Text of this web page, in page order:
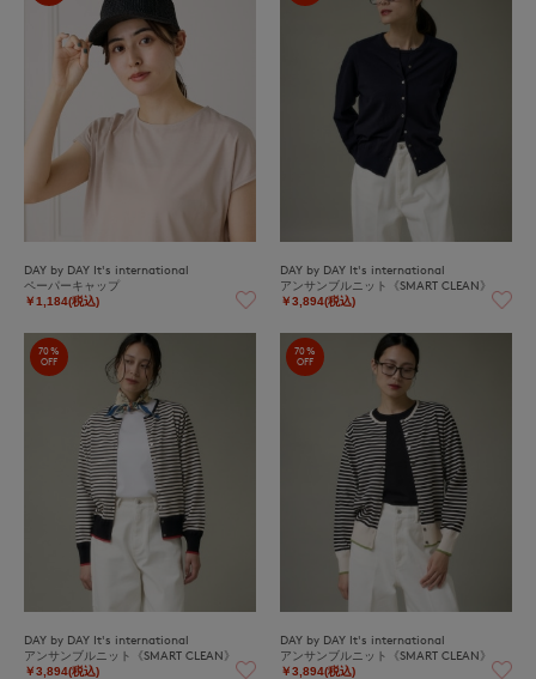
DAY by DAY It's international
ペーパーキャップ
￥1,184(税込)
DAY by DAY It's international
アンサンブルニット《SMART CLEAN》
￥3,894(税込)
70%
OFF
DAY by DAY It's international
アンサンブルニット《SMART CLEAN》
￥3,894(税込)
70%
OFF
DAY by DAY It's international
アンサンブルニット《SMART CLEAN》
￥3,894(税込)